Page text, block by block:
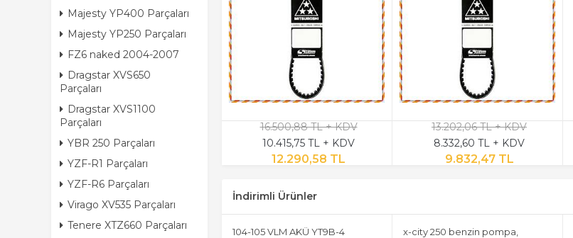
Majesty YP400 Parçaları
Majesty YP250 Parçaları
FZ6 naked 2004-2007
Dragstar XVS650
Parçaları
Dragstar XVS1100
Parçaları
YBR 250 Parçaları
YZF-R1 Parçaları
YZF-R6 Parçaları
Virago XV535 Parçaları
Tenere XTZ660 Parçaları
16.500,88 TL + KDV
10.415,75 TL + KDV
12.290,58 TL
13.202,06 TL + KDV
8.332,60 TL + KDV
9.832,47 TL
İndirimli Ürünler
104-105 VLM AKÜ YT9B-4
x-city 250 benzin pompa,